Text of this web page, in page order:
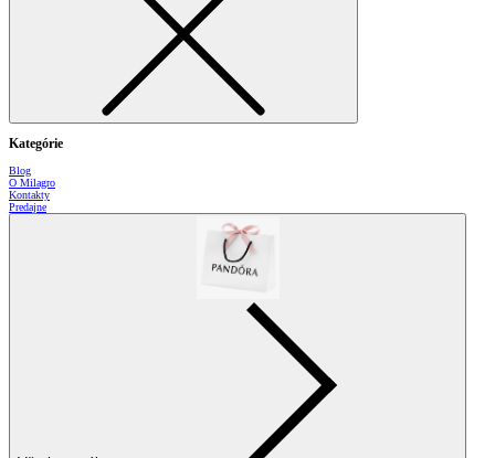
Kategórie
Blog
O Milagro
Kontakty
Predajne